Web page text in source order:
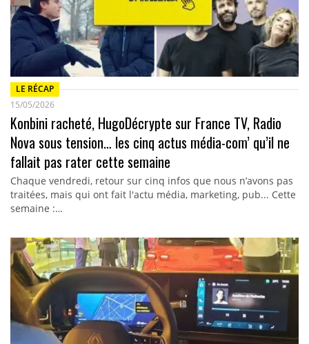
LE RÉCAP
15/05/2026
Konbini racheté, HugoDécrypte sur France TV, Radio
Nova sous tension… les cinq actus média-com’ qu’il ne
fallait pas rater cette semaine
Chaque vendredi, retour sur cinq infos que nous n’avons pas
traitées, mais qui ont fait l'actu média, marketing, pub... Cette
semaine :…